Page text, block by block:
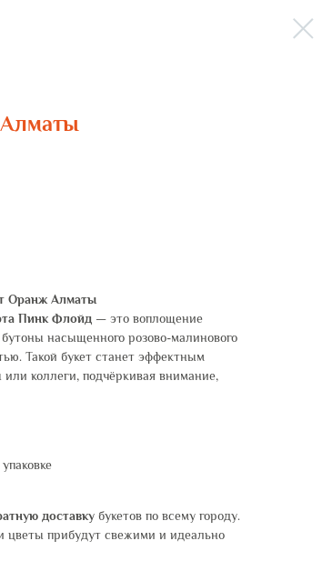
Оранж Алматы
Пинк Флойд — это воплощение
насыщенного розово-малинового
Такой букет станет эффектным
коллеги, подчёркивая внимание,
доставку букетов по всему городу.
цветы прибудут свежими и идеально